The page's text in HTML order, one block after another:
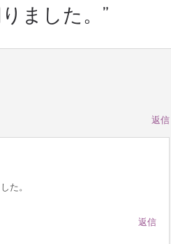
ました。 ”
返信
た。
返信